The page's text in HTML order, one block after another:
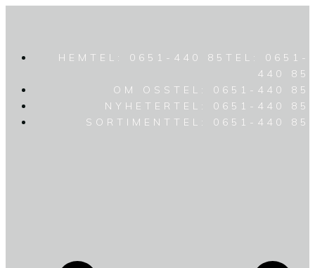
HEM TEL: 0651-440 85 TEL: 0651-
440 85
OM OSS TEL: 0651-440 85
NYHETER TEL: 0651-440 85
SORTIMENT TEL: 0651-440 85